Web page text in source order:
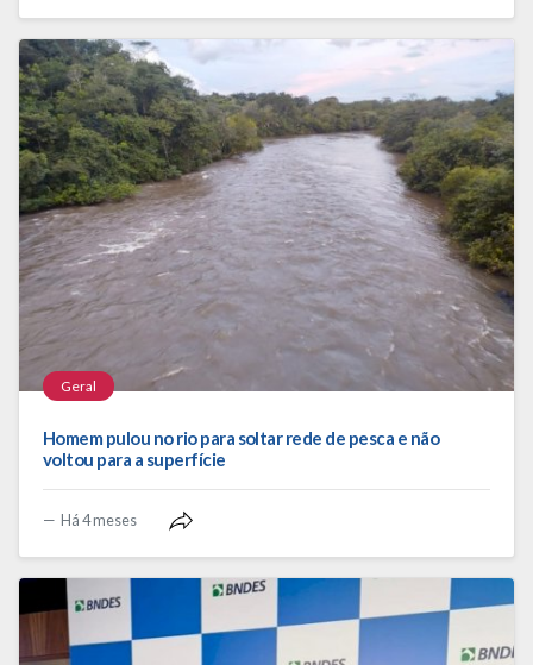
Geral
Homem pulou no rio para soltar rede de pesca e não
voltou para a superfície
Há 4 meses